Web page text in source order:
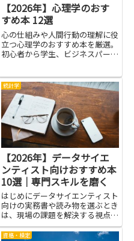
【2026年】心理学のおす
すめ本 12選
心の仕組みや人間行動の理解に役
立つ心理学のおすすめ本を厳選。
初心者から学生、ビジネスパーソ
統計学
【2026年】データサイエ
ンティスト向けおすすめ本
10選｜専門スキルを磨く
はじめにデータサイエンティスト
向けの実務書や読み物を選ぶとき
は、現場の課題を解決する視点
と、知識を日常の業務に落とし込
むための手がかりを重視します。
資格・検定